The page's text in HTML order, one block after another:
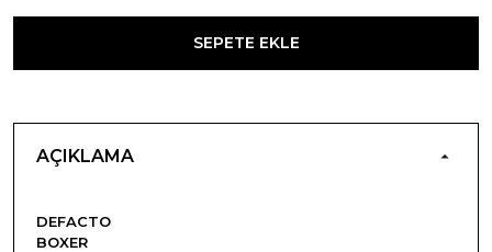
SEPETE EKLE
AÇIKLAMA
DEFACTO
BOXER